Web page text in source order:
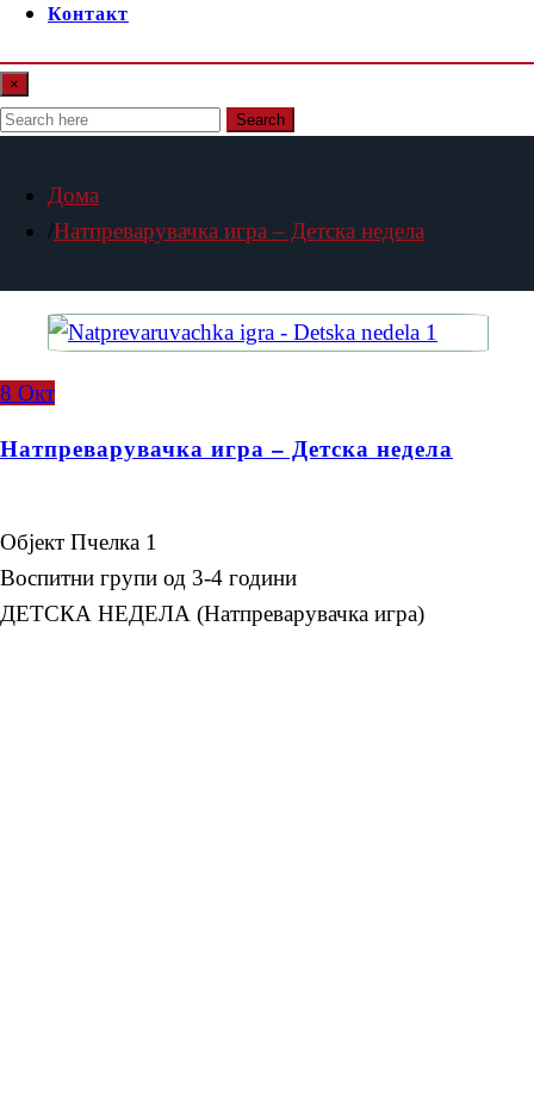
Контакт
×
Search
Дома
Натпреварувачка игра – Детска недела
8 Окт
Натпреварувачка игра – Детска недела
Објект Пчелка 1
Воспитни групи од 3-4 години
ДЕТСКА НЕДЕЛА (Натпреварувачка игра)